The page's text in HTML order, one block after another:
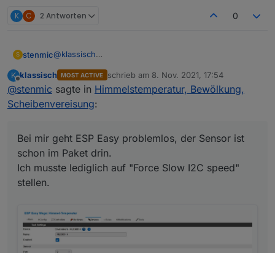
K C 2 Antworten 0
S stenmic@klassisch
Bei mir geht ESP Easy problemlos, der Sensor ist
schon im Paket drin.
Ich musste lediglich auf "Force Slow I2C speed"
Ich muss meinen Aufstellort noch optimieren. Aktuell
ist der Sensor genau gegen Himmel ausgerichtet,
doch leider verfälscht dann das Regenwasser
K
Offline
klassisch MOST ACTIVE schrieb am 8. Nov. 2021, 17:54
zuletzt editiert von
@stenmic sagte in Himmelstemperatur, Bewölkung,
Scheibenvereisung:
Bei mir geht ESP Easy problemlos, der Sensor ist
schon im Paket drin.
Ich musste lediglich auf "Force Slow I2C speed"
stellen.